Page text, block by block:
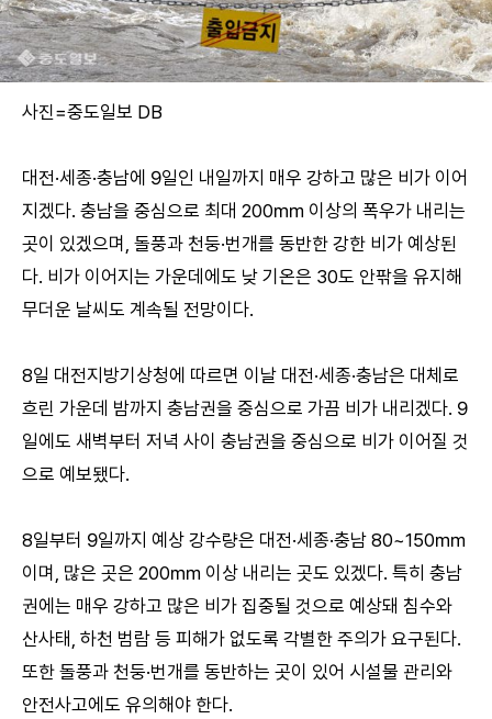
사진=중도일보 DB
대전·세종·충남에 9일인 내일까지 매우 강하고 많은 비가 이어
지겠다. 충남을 중심으로 최대 200㎜ 이상의 폭우가 내리는
곳이 있겠으며, 돌풍과 천둥·번개를 동반한 강한 비가 예상된
다. 비가 이어지는 가운데에도 낮 기온은 30도 안팎을 유지해
무더운 날씨도 계속될 전망이다.
8일 대전지방기상청에 따르면 이날 대전·세종·충남은 대체로
흐린 가운데 밤까지 충남권을 중심으로 가끔 비가 내리겠다. 9
일에도 새벽부터 저녁 사이 충남권을 중심으로 비가 이어질 것
으로 예보됐다.
8일부터 9일까지 예상 강수량은 대전·세종·충남 80~150㎜
이며, 많은 곳은 200㎜ 이상 내리는 곳도 있겠다. 특히 충남
권에는 매우 강하고 많은 비가 집중될 것으로 예상돼 침수와
산사태, 하천 범람 등 피해가 없도록 각별한 주의가 요구된다.
또한 돌풍과 천둥·번개를 동반하는 곳이 있어 시설물 관리와
안전사고에도 유의해야 한다.